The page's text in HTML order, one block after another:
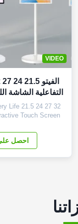
VIDEO
التفاعلية الشاشة
التلفزيون
Life 21.5 24 27 32
Touch Screen
App Compatibility:
app you need with
operating system
احصل